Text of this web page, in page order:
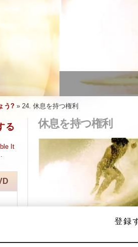
う? » 24. 休息を持つ権利
る 休息を持つ権利
休息を持つ権利
登録